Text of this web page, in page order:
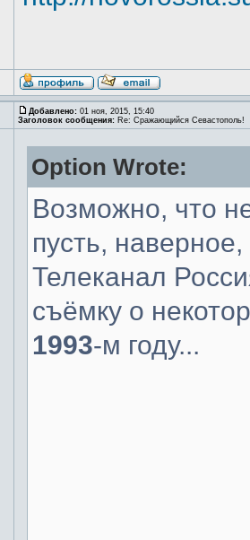
Добавлено: 01 ноя, 2015, 15:40
Заголовок сообщения: Re: Сражающийся Севастополь!
Option Wrote:
Возможно, что
пусть,
Телеканал
съёмку о
1993-м году...